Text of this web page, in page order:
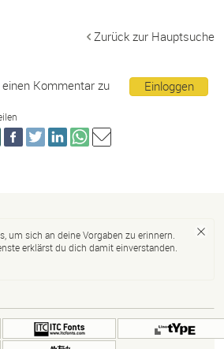
Zurück zur Hauptsuche
Einloggen
Kommentar zu
um sich an deine Vorgaben zu erinnern.
erklärst du dich damit einverstanden.